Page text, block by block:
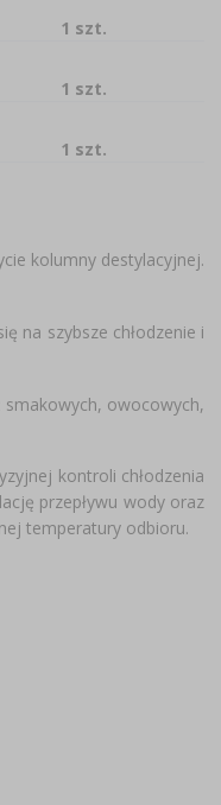
1 szt.
1 szt.
1 szt.
kolumny destylacyjnej.
na szybsze chłodzenie i
owocowych,
kontroli chłodzenia
przepływu wody oraz
temperatury odbioru.